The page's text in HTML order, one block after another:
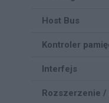
Host Bus
Kontroler
Interfejs
Rozszerzenie /